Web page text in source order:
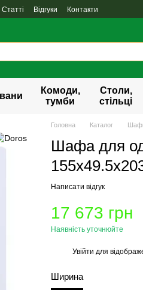
Статті Відгуки Контакти
Комоди,
тумби
Столи,
стільці
Головна Каталог
Шафа для
Написати відгук
17 673 грн
Наявність уточнюйте
Увійти для
Ширина